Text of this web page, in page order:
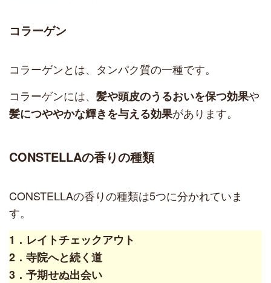
コラーゲン
コラーゲンとは、タンパク質の一種です。
コラーゲンには、 髪や頭皮のうるおいを保つ効果や
髪につややかな輝きを与える効果があります。
CONSTELLAの香りの種類
CONSTELLAの香りの種類は5つに分かれていま
す。
1．レイトチェックアウト
2．寺院へと続く道
3．予期せぬ出会い